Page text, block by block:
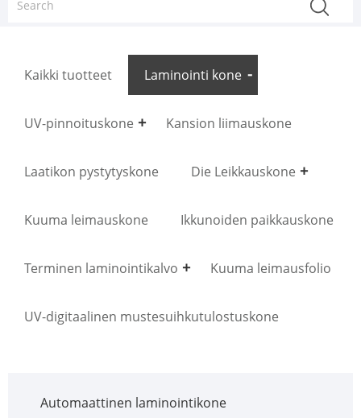
Kaikki tuotteet Laminointi kone
UV-pinnoituskone Kansion liimauskone
Laatikon pystytyskone Die Leikkauskone
Kuuma leimauskone Ikkunoiden paikkauskone
Terminen laminointikalvo Kuuma leimausfolio
UV-digitaalinen mustesuihkutulostuskone
Automaattinen laminointikone